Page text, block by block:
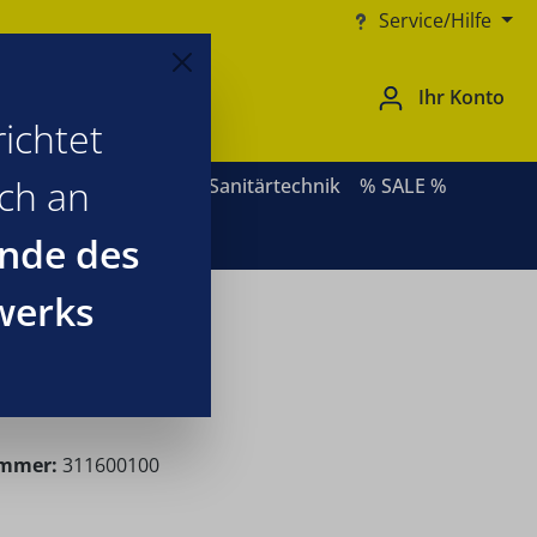
Service/Hilfe
Ihr Konto
Heizsysteme Sanitärtechnik % SALE %
311600100
an
des